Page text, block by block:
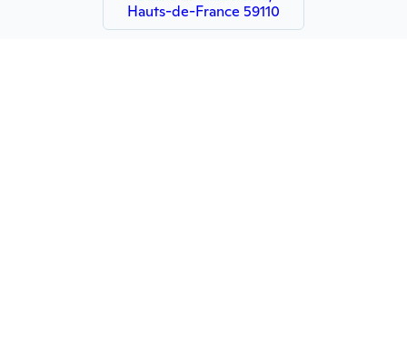
Hauts-de-France 59110